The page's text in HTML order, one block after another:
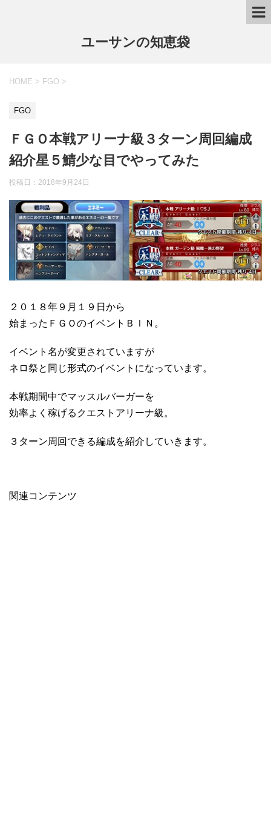
ユーサンの知恵袋
HOME > FGO >
FGO
ＦＧＯ本戦アリーナ級３ターン周回編成
紹介星５鯖少な目でやってみた
投稿日： 2018年9月24日
２０１８年９月１９日から
始まったＦＧＯのイベントＢＩＮ。
イベント名が変更されていますが
ネロ祭と同じ形式のイベントになっています。
本戦期間中でマッスルバーガーを
効率よく稼げるクエストアリーナ級。
３ターン周回できる編成を紹介していきます。
関連コンテンツ